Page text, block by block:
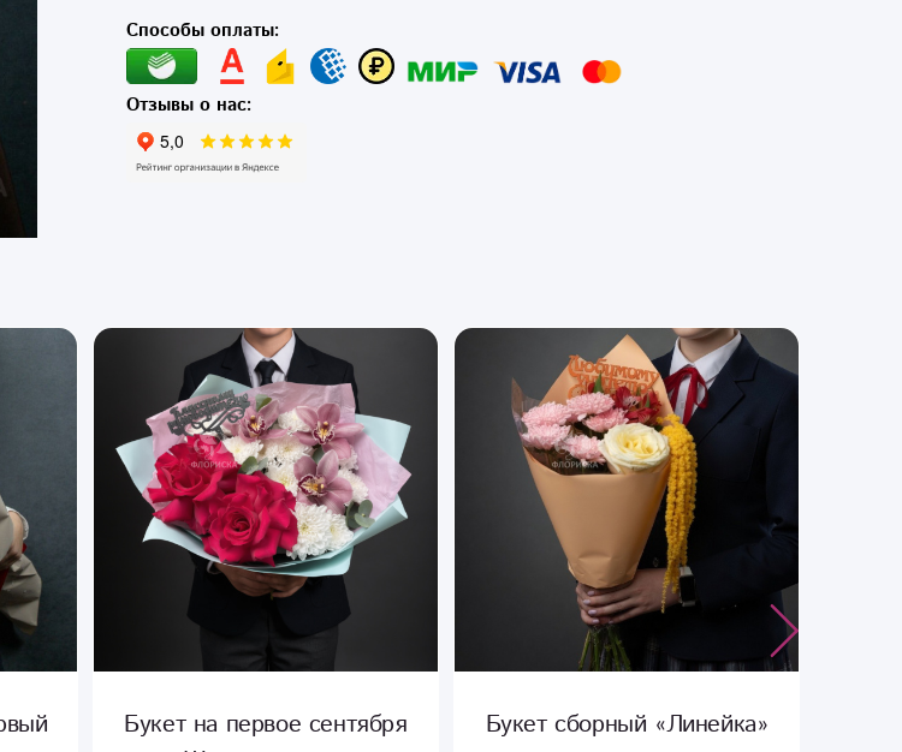
Способы оплаты:
Отзывы о нас:
Букет сборный «Линейка»
Букет сборный «День